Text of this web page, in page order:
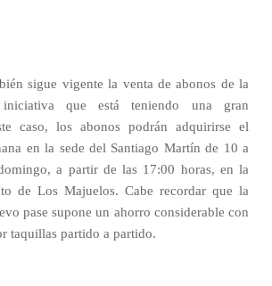
sigue vigente la venta de abonos de la
iniciativa que está teniendo una gran
caso, los abonos podrán adquirirse el
en la sede del Santiago Martín de 10 a
a partir de las 17:00 horas, en la
de Los Majuelos. Cabe recordar que la
pase supone un ahorro considerable con
taquillas partido a partido.